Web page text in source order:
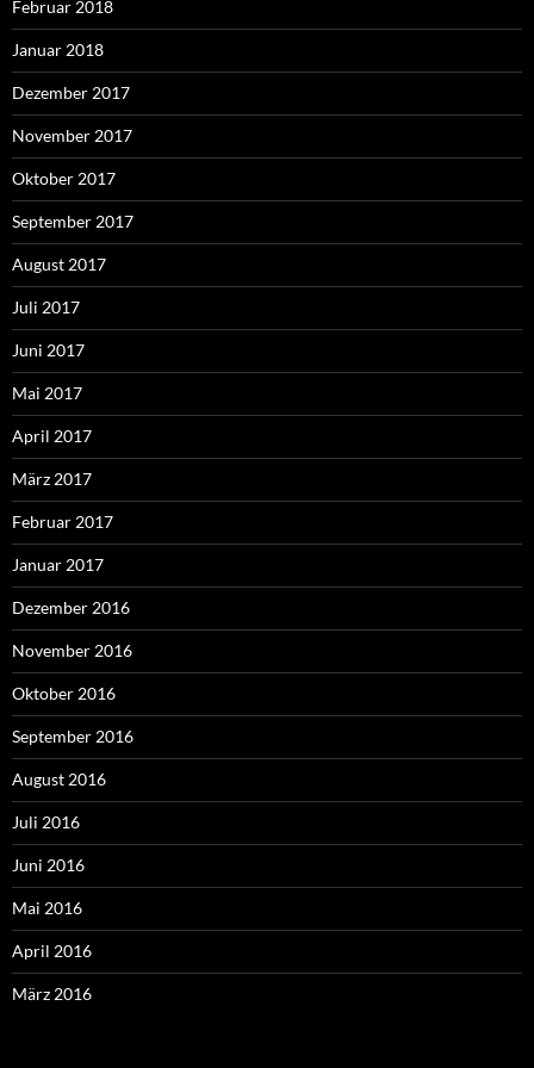
Februar 2018
Januar 2018
Dezember 2017
November 2017
Oktober 2017
September 2017
August 2017
Juli 2017
Juni 2017
Mai 2017
April 2017
März 2017
Februar 2017
Januar 2017
Dezember 2016
November 2016
Oktober 2016
September 2016
August 2016
Juli 2016
Juni 2016
Mai 2016
April 2016
März 2016